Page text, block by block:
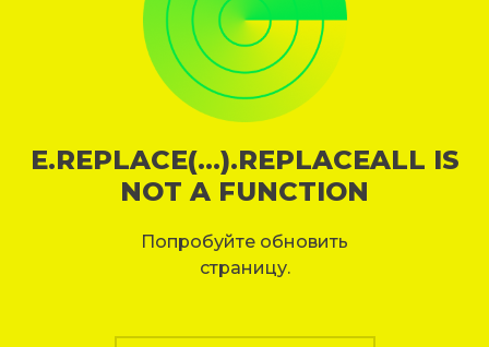
E.REPLACE(...).REPLACEALL IS
NOT A FUNCTION
Попробуйте обновить
страницу.